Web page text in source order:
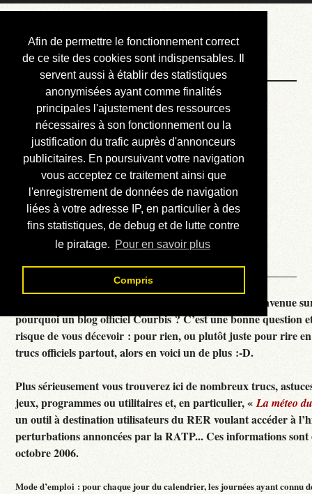
Afin de permettre le fonctionnement correct
de ce site des cookies sont indispensables. Il
servent aussi à établir des statistiques
anonymisées ayant comme finalités
principales l'ajustement des ressources
nécessaires à son fonctionnement ou la
justification du trafic auprès d'annonceurs
publicitaires. En poursuivant votre navigation
vous acceptez ce traitement ainsi que
l'enregistrement de données de navigation
liées à votre adresse IP, en particulier à des
fins statistiques, de debug et de lutte contre
le piratage. Pour en savoir plus
Compris
Courbis, « LE »
Blog Officiel
Bienvenue
Réalisations
Divers (et d’été)
Annonces
Liens externes
Téléchargement
Contact
Courbis, « LE » Blog Officiel - je vous souhaite la bienvenue
pourquoi un blog officiel Courbis ? C’est une bonne question
risque de vous décevoir : pour rien, ou plutôt juste pour rire
trucs officiels partout, alors en voici un de plus :-D.
Plus sérieusement vous trouverez ici de nombreux trucs,
jeux, programmes ou utilitaires et, en particulier, «La méteo
un outil à destination utilisateurs du RER voulant accéder à
perturbations annoncées par la RATP... Ces informations sont
octobre 2006.
Mode d’emploi : pour chaque jour du calendrier, les journées ayant connu